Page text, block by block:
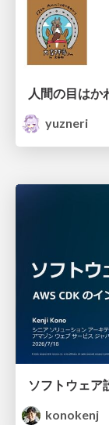
人間の目はか
yuzneri
konokenj